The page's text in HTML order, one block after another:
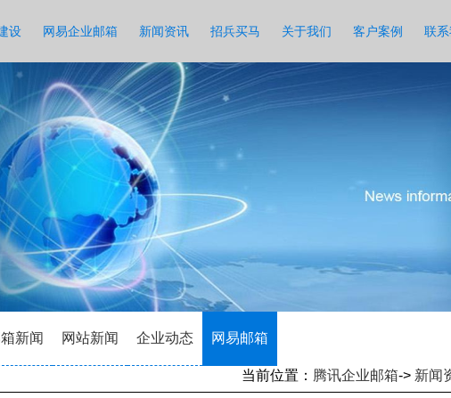
设 网易企业邮箱 新闻资讯 招兵买马 关于我们 客户案例 联
新闻 网站新闻 企业动态 网易邮箱
当前位置： 腾讯企业邮箱-> 新闻